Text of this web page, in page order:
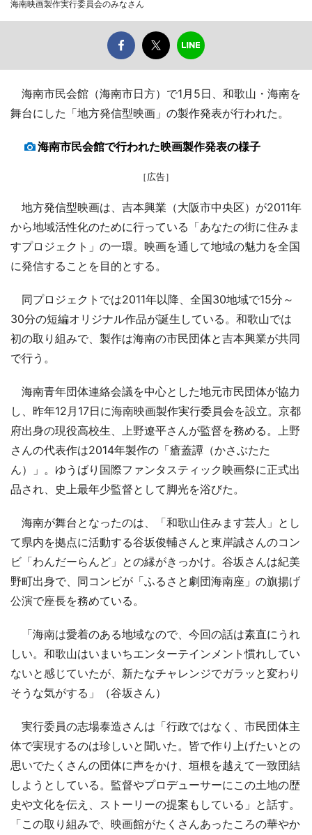
海南映画製作実行委員会のみなさん
海南市民会館（海南市日方）で1月5日、和歌山・海南を
舞台にした「地方発信型映画」の製作発表が行われた。
海南市民会館で行われた映画製作発表の様子
［広告］
地方発信型映画は、吉本興業（大阪市中央区）が2011年
から地域活性化のために行っている「あなたの街に住みま
すプロジェクト」の一環。映画を通して地域の魅力を全国
に発信することを目的とする。
同プロジェクトでは2011年以降、全国30地域で15分～
30分の短編オリジナル作品が誕生している。和歌山では
初の取り組みで、製作は海南の市民団体と吉本興業が共同
で行う。
海南青年団体連絡会議を中心とした地元市民団体が協力
し、昨年12月17日に海南映画製作実行委員会を設立。京都
府出身の現役高校生、上野遼平さんが監督を務める。上野
さんの代表作は2014年製作の「瘡蓋譚（かさぶたた
ん）」。ゆうばり国際ファンタスティック映画祭に正式出
品され、史上最年少監督として脚光を浴びた。
海南が舞台となったのは、「和歌山住みます芸人」とし
て県内を拠点に活動する谷坂俊輔さんと東岸誠さんのコン
ビ「わんだーらんど」との縁がきっかけ。谷坂さんは紀美
野町出身で、同コンビが「ふるさと劇団海南座」の旗揚げ
公演で座長を務めている。
「海南は愛着のある地域なので、今回の話は素直にうれ
しい。和歌山はいまいちエンターテインメント慣れしてい
ないと感じていたが、新たなチャレンジでガラッと変わり
そうな気がする」（谷坂さん）
実行委員の志場泰造さんは「行政ではなく、市民団体主
体で実現するのは珍しいと聞いた。皆で作り上げたいとの
思いでたくさんの団体に声をかけ、垣根を越えて一致団結
しようとしている。監督やプロデューサーにこの土地の歴
史や文化を伝え、ストーリーの提案もしている」と話す。
「この取り組みで、映画館がたくさんあったころの華やか